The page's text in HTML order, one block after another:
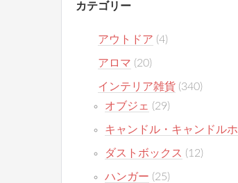
カテゴリー
アウトドア (4)
アロマ (20)
インテリア雑貨 (340)
オブジェ (29)
キャンドル・キャンドル
ダストボックス (12)
ハンガー (25)